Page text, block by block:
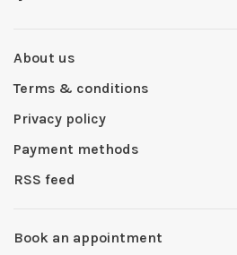
About us
Terms & conditions
Privacy policy
Payment methods
RSS feed
Book an appointment